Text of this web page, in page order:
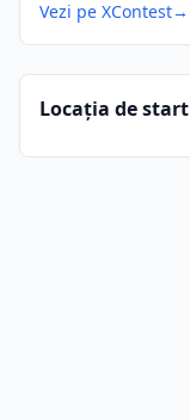
Vezi pe XContest→
Locația de start